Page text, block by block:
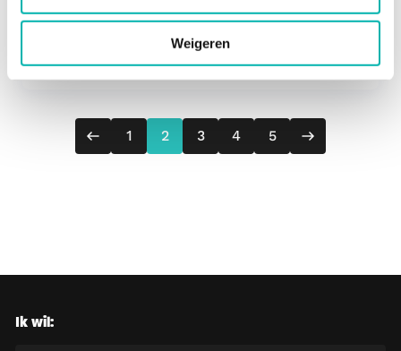
Weigeren
06 jul. 2024 6 min
Vorig
1 2 3 4 5
Volgende
Ik wil: